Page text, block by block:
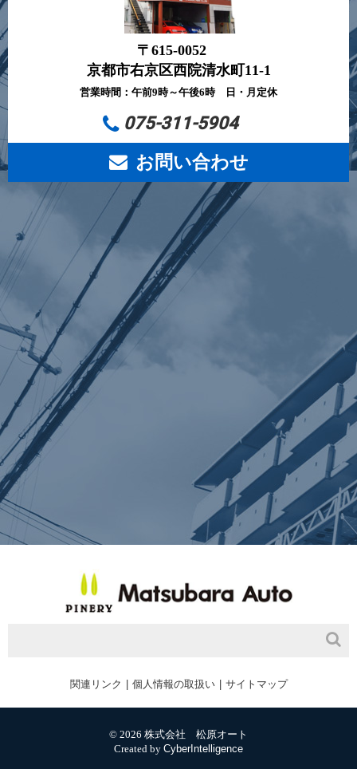
〒615-0052
京都市右京区西院清水町11-1
営業時間：午前9時～午後6時 日・月定休
075-311-5904
お問い合わせ
関連リンク 個人情報の取扱い サイトマップ
© 2026 株式会社 松原オート
Created by CyberIntelligence